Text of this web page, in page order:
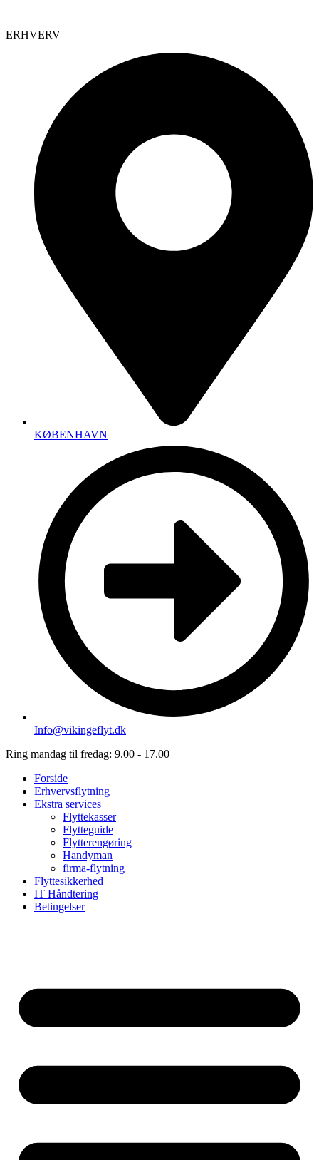
ERHVERV
KØBENHAVN
Info@vikingeflyt.dk
Ring mandag til fredag: 9.00 - 17.00
Forside
Erhvervsflytning
Ekstra services
Flyttekasser
Flytteguide
Flytterengøring
Handyman
firma-flytning
Flyttesikkerhed
IT Håndtering
Betingelser